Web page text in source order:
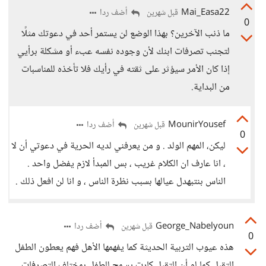
0
Mai_Easa22 قبل شهرين أضف ردا
ما ذنب الآخرين؟ بهذا الوضع لن يستمر أحد في دعوتك مثلًا
لتجنب تصرفات ابنك لأن وجوده نفسه عبء أو مشكلة برأيي
إذا كان الأمر سيؤثر على ثقته في رأيك فلا تأخذه للمناسبات
من البداية.
0
MounirYousef قبل شهرين أضف ردا
ليكن، المهم الولد . و من يعرفني لديه الحرية في دعوتي أن لا
، انا عارف ان الكلام غريب ، بس المبدأ لازم يفضل واحد .
الناس بنتبهدل عيالها بسبب نظرة الناس ، و انا لن افعل ذلك .
0
George_Nabelyoun قبل شهرين أضف ردا
هذه عيوب التربية الحديثة كما يفهمها الأهل فهم يعطون الطفل